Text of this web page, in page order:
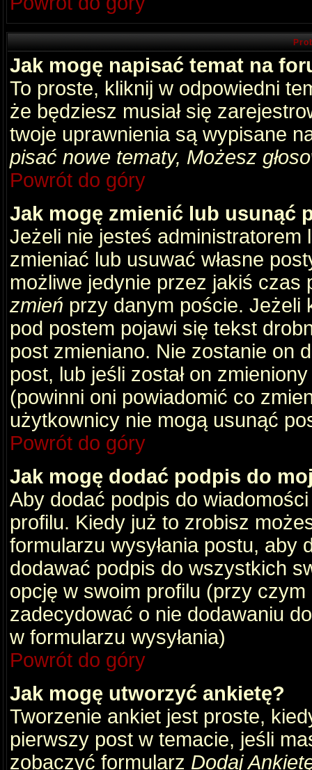
Jak mogę napisać temat na
To proste, kliknij w odpowiedni
że będziesz musiał się
twoje uprawnienia są wypisane
pisać nowe tematy, Możesz
Powrót do góry
Jak mogę zmienić lub usunąć
Jeżeli nie jesteś
zmieniać lub usuwać własne
możliwe jedynie przez jakiś
zmień przy danym poście. Jeżeli
pod postem pojawi się tekst
post zmieniano. Nie zostanie on
post, lub jeśli został on
(powinni oni powiadomić co
użytkownicy nie mogą usunąć
Powrót do góry
Jak mogę dodać podpis do
Aby dodać podpis do
profilu. Kiedy już to zrobisz
formularzu wysyłania postu,
dodawać podpis do wszystkich
opcję w swoim profilu (przy
zadecydować o nie dodawaniu
w formularzu wysyłania)
Powrót do góry
Jak mogę utworzyć ankietę?
Tworzenie ankiet jest proste,
pierwszy post w temacie, jeśli
zobaczyć formularz Dodaj